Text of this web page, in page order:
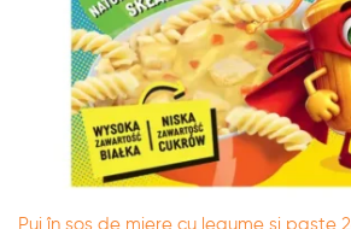
Pui în sos de miere cu legume și paste